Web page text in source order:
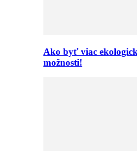
Ako byť viac
možnosti!